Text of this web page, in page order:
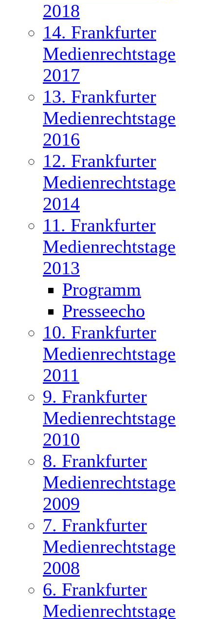
2018
14. Frankfurter
Medienrechtstage
2017
13. Frankfurter
Medienrechtstage
2016
12. Frankfurter
Medienrechtstage
2014
11. Frankfurter
Medienrechtstage
2013
Programm
Presseecho
10. Frankfurter
Medienrechtstage
2011
9. Frankfurter
Medienrechtstage
2010
8. Frankfurter
Medienrechtstage
2009
7. Frankfurter
Medienrechtstage
2008
6. Frankfurter
Medienrechtstage